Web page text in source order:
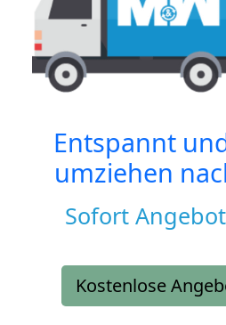
Entspannt
umziehen
Sofort
Kostenlose